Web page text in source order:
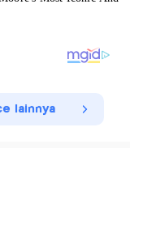
lainnya